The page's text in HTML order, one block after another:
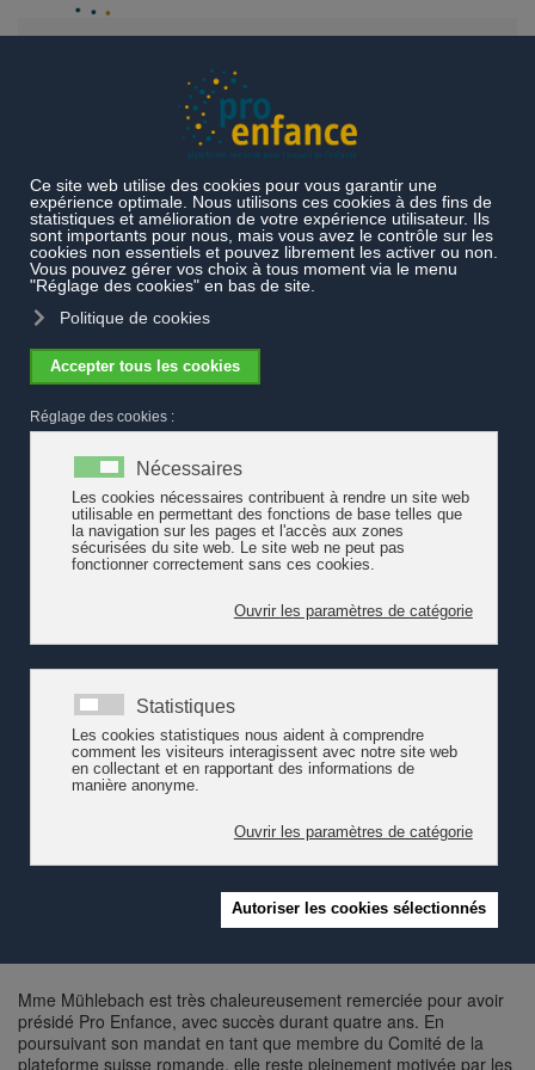
Changement de présidence au sein de Pro Enfance
Changement de présidence au sein de
Pro Enfance
Mme Claudia Mühlebach, présidente de Pro Enfance depuis
2019, passe le témoin à M. Alexandre Bédat. Ce dernier a été
plébiscité à l'unanimité lors de l'Assemblée générale de
l'association du 4 mai 2023.
M. Bédat est chef du service de l’action sociale de Saint-Imier et
membre du Réseau francophone international pour la promotion
de la santé et le développement durable (REFIPS). Il a
notamment oeuvré en tant que membre de la Commission
fédérale pour l’enfance et la jeunesse (CFEJ) et il a une bonne
Mme Mühlebach est très chaleureusement remerciée pour avoir
présidé Pro Enfance, avec succès durant quatre ans. En
poursuivant son mandat en tant que membre du Comité de la
plateforme suisse romande, elle reste pleinement motivée par les